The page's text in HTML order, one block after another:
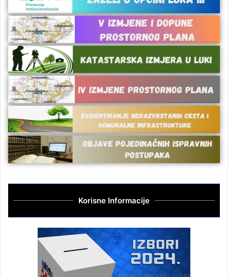
Korisne Informacije